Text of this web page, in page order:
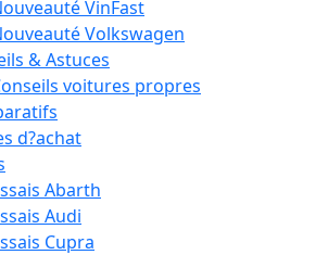
VinFast
Volkswagen
& Astuces
voitures propres
d?achat
Abarth
Audi
Cupra